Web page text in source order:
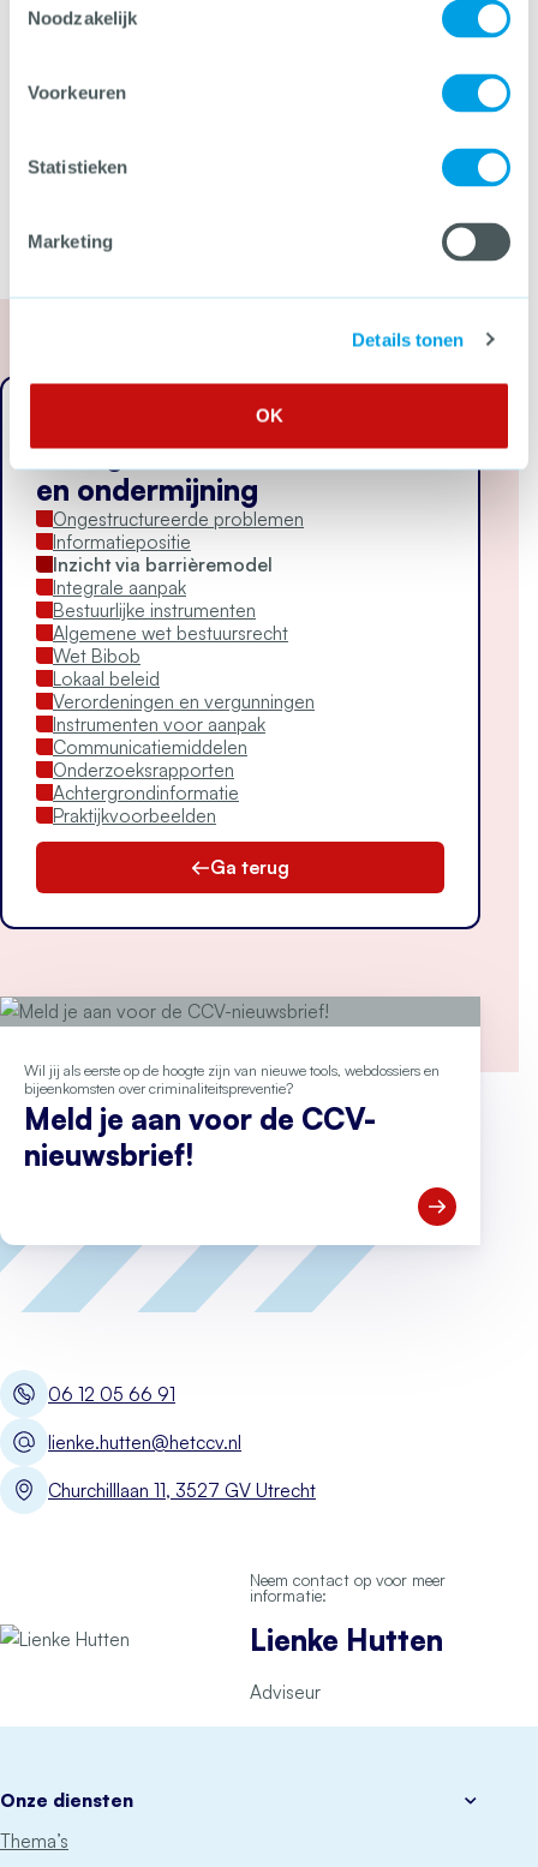
Noodzakelijk
Voorkeuren
Statistieken
Marketing
Details tonen
OK
Webinar‘Werken met het barrièremodel om
malafide taalbureaus te weren’
(VNG, 29 april 2021)
barrièremodel’
asbestverwijdering’
Georganiseerde criminaliteit
en ondermijning
Ongestructureerde problemen
Informatiepositie
Inzicht via barrièremodel
Integrale aanpak
Bestuurlijke instrumenten
Algemene wet bestuursrecht
Wet Bibob
Lokaal beleid
Verordeningen en vergunningen
Instrumenten voor aanpak
Communicatiemiddelen
Onderzoeksrapporten
Achtergrondinformatie
Praktijkvoorbeelden
Ga terug
Wil jij als eerste op de hoogte zijn van nieuwe tools, webdossiers en
bijeenkomsten over criminaliteitspreventie?
Meld je aan voor de CCV-
nieuwsbrief!
Open Meld
06 12 05 66 91
lienke.hutten@hetccv.nl
Churchilllaan 11, 3527 GV Utrecht
Neem contact op voor meer
informatie:
Lienke Hutten
Adviseur
Onze diensten
Thema’s